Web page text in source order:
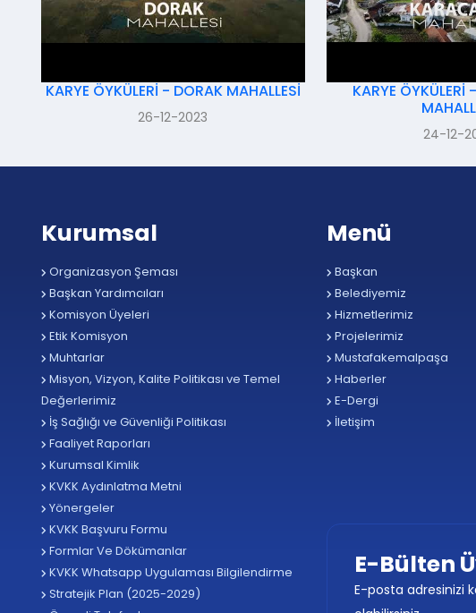
KARYE ÖYKÜLERİ - DORAK MAHALLESİ
26-12-2023
KARYE
24-12-
Kurumsal
Organizasyon Şeması
Başkan Yardımcıları
Komisyon Üyeleri
Etik Komisyon
Muhtarlar
Misyon, Vizyon, Kalite Politikası ve Temel
Değerlerimiz
İş Sağlığı ve Güvenliği Politikası
Faaliyet Raporları
Kurumsal Kimlik
KVKK Aydınlatma Metni
Yönergeler
KVKK Başvuru Formu
Formlar Ve Dökümanlar
KVKK Whatsapp Uygulaması Bilgilendirme
Stratejik Plan (2025-2029)
Menü
Başkan
Belediyemiz
Hizmetlerimiz
Projelerimiz
Mustafakemalpaşa
Haberler
E-Dergi
İletişim
E-Bülten
E-posta adresinizi